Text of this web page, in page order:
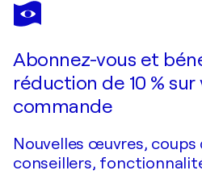
OLIVIER
MESSAS
Je passe
Abonnez-vous et
réduction de 10 %
commande
Nouvelles œuvres,
conseillers,